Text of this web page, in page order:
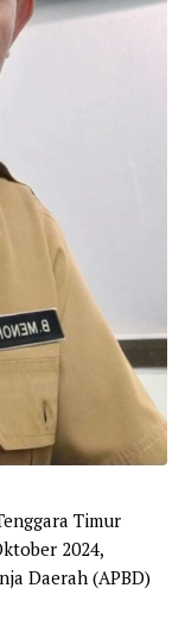
Timur
2024,
Daerah (APBD)